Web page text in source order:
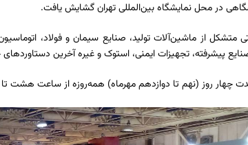
در محل نمایشگاه بین‌المللی تهران گشایش یافت.
از ماشین‌آلات تولید، صنایع سیمان و فولاد،
پیشرفته، تجهیزات ایمنی، استوک و غیره آخرین
مهرماه) همه‌روزه از ساعت هشت تا ۱۵ در محل نمایشگاه‌های بین‌المللی تهران آماده بازدید علاقه‌مندان است.